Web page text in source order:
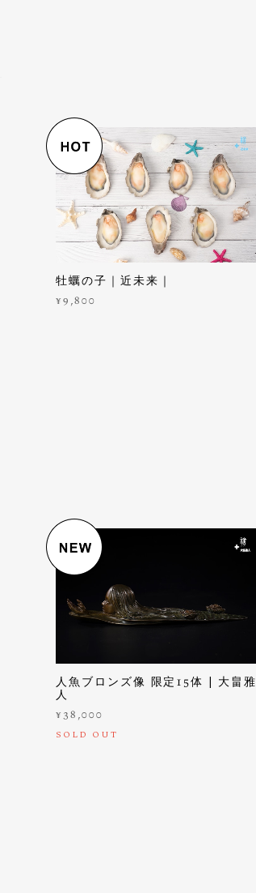
牡蠣の子｜近未来｜
¥9,800
人魚ブロンズ像 限定15体 | 大畠雅
人
¥38,000
SOLD OUT